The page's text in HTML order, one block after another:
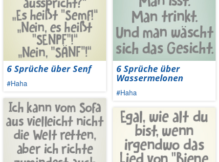
6 Sprüche über Senf
#Haha
6 Sprüche über
Wassermelonen
#Haha